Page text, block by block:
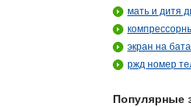
мать и дитя
экран на
ржд номер
Популярные